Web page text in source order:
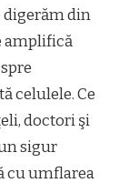
digerăm din
amplifică
celulele. Ce
doctori şi
sigur
cu umflarea